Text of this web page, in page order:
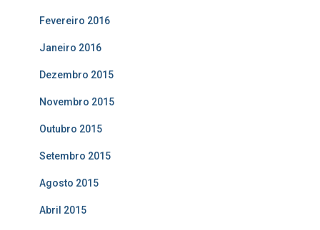
Fevereiro 2016
Janeiro 2016
Dezembro 2015
Novembro 2015
Outubro 2015
Setembro 2015
Agosto 2015
Abril 2015